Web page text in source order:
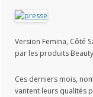
Version Femina, Côté
par les produits
Ces derniers mois,
vantent leurs qualités